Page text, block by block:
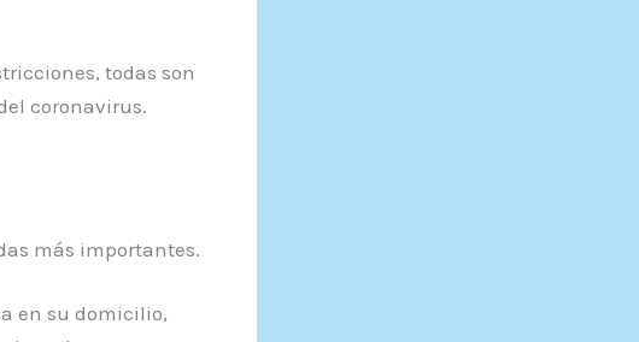
todas son
coronavirus.
más importantes.
en su domicilio,